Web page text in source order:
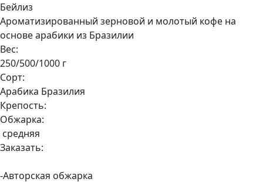
Бейлиз
Ароматизированный зерновой и молотый кофе на
основе арабики из Бразилии
Вес:
250/500/1000 г
Сорт:
Арабика Бразилия
Крепость:
Обжарка:
средняя
Заказать:
-Авторская обжарка